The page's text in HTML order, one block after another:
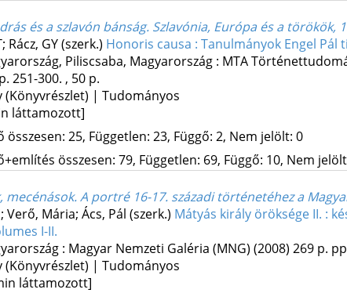
és a szlavón bánság. Szlavónia, Európa és a törökök,
Rácz, GY (szerk.) Honoris causa : Tanulmányok Engel Pál
Piliscsaba, Magyarország : MTA
251-300. , 50 p.
(Könyvrészlet) | Tudományos
láttamozott]
összesen: 25, Független: 23, Függő: 2, Nem jelölt: 0
összesen: 79, Független: 69, Függő: 10, Nem
mecénások. A portré 16-17. századi történetéhez a
Verő, Mária; Ács, Pál (szerk.) Mátyás király öröksége II. :
I-II.
: Magyar Nemzeti Galéria (MNG) (2008) 269 p.
(Könyvrészlet) | Tudományos
láttamozott]